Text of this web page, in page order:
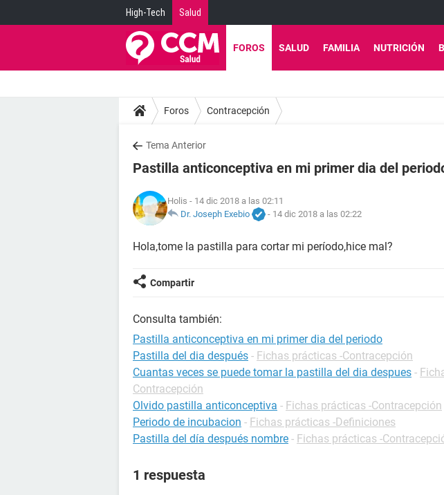
High-Tech Salud
FOROS SALUD FAMILIA NUTRICIÓN
Foros Contracepción
Tema Anterior
Pastilla anticonceptiva en mi primer dia del
Holis - 14 dic 2018 a las 02:11
Dr. Joseph Exebio
- 14 dic 2018 a las 02:22
Hola,tome la pastilla para cortar mi período,hice mal?
Compartir
Consulta también:
Pastilla anticonceptiva en mi primer dia del periodo
Pastilla del dia después - Fichas prácticas -Contracepción
Cuantas veces se puede tomar la pastilla del dia despues -
Contracepción
Olvido pastilla anticonceptiva - Fichas prácticas -Contracepción
Periodo de incubacion - Fichas prácticas -Definiciones
Pastilla del día después nombre - Fichas prácticas -
1 respuesta